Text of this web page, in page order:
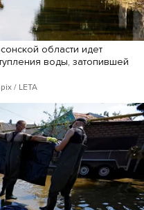
области идет
воды, затопившей
/ LETA